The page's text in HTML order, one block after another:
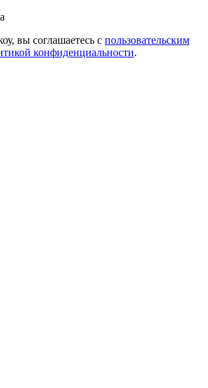
вы соглашаетесь с пользовательским
конфиденциальности.